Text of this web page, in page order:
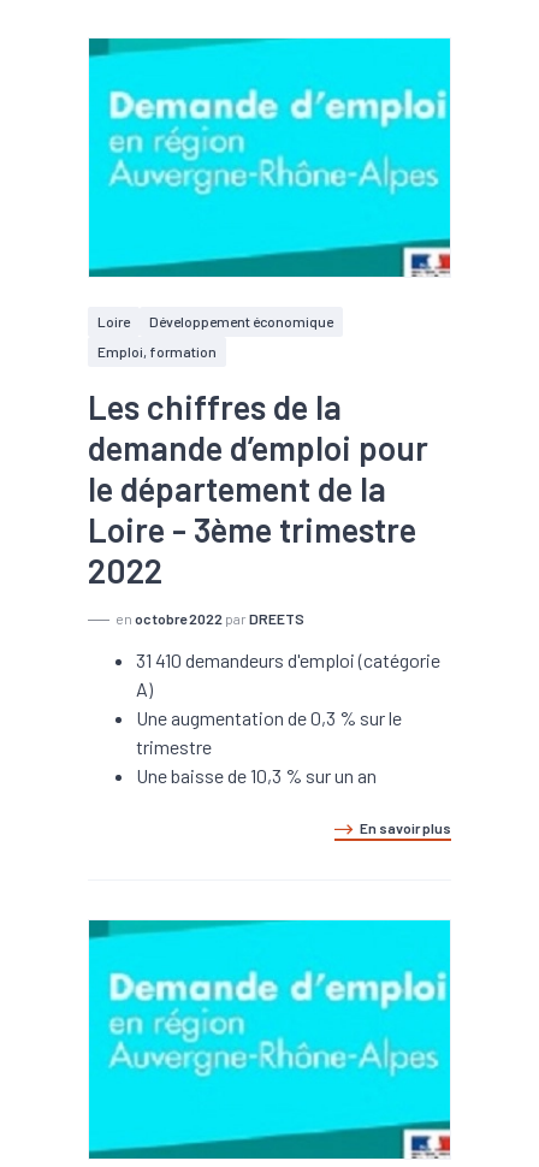
Loire
Développement économique
Emploi, formation
Les chiffres de la
demande d’emploi pour
le département de la
Loire - 3ème trimestre
2022
en octobre 2022 par DREETS
31 410 demandeurs d'emploi (catégorie
A)
Une augmentation de 0,3 % sur le
trimestre
Une baisse de 10,3 % sur un an
En savoir plus